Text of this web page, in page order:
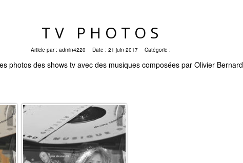
TV PHOTOS
Article par : admin4220 Date : 21 juin 2017 Catégorie :
photos des shows tv avec des musiques composées par Olivier Bernard